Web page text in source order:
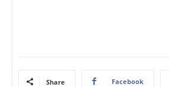
Share Facebook